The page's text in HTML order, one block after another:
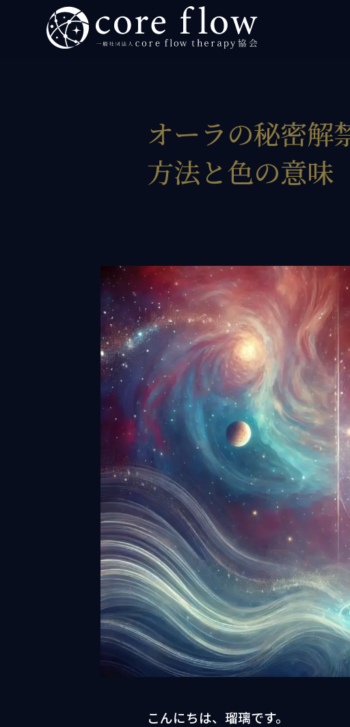
ヒーラー イベント・スクールなら「一般社団法人
プロヒーラ
お知らせ
プロフィール
協会認定ヒー
お問い合わせ
会社概要
プライバシー
特定商取引
オーラの秘密解
方法と色の意味
こんにちは、瑠璃です。